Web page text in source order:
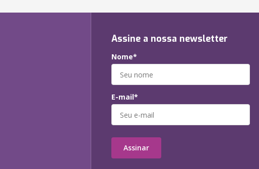
Assine a nossa newsletter
Nome*
E-mail*
Assinar